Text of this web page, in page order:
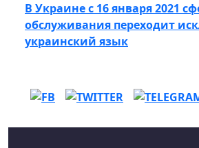
В Украине с 16 января 2021
обслуживания переходит
украинский язык